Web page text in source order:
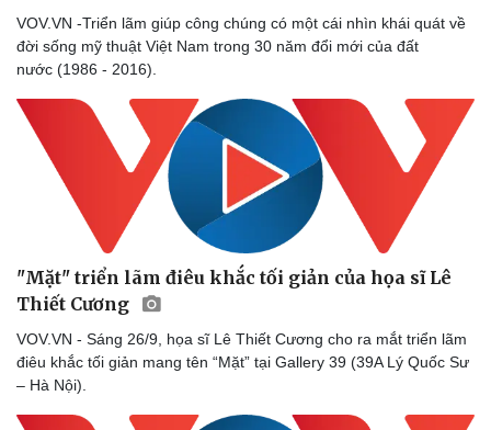
VOV.VN -Triển lãm giúp công chúng có một cái nhìn khái quát về
đời sống mỹ thuật Việt Nam trong 30 năm đổi mới của đất
nước (1986 - 2016).
"Mặt" triển lãm điêu khắc tối giản của họa sĩ Lê
Thiết Cương
VOV.VN - Sáng 26/9, họa sĩ Lê Thiết Cương cho ra mắt triển lãm
điêu khắc tối giản mang tên “Mặt” tại Gallery 39 (39A Lý Quốc Sư
– Hà Nội).